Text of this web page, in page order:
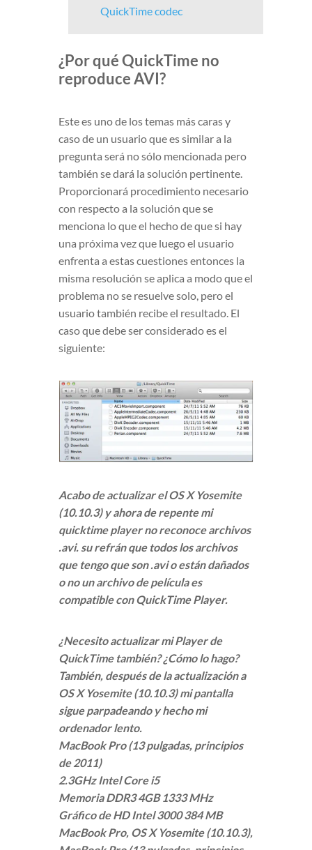
QuickTime codec
¿Por qué QuickTime no
reproduce AVI?
Este es uno de los temas más caras y
caso de un usuario que es similar a la
pregunta será no sólo mencionada pero
también se dará la solución pertinente.
Proporcionará procedimiento necesario
con respecto a la solución que se
menciona lo que el hecho de que si hay
una próxima vez que luego el usuario
enfrenta a estas cuestiones entonces la
misma resolución se aplica a modo que el
problema no se resuelve solo, pero el
usuario también recibe el resultado. El
caso que debe ser considerado es el
siguiente:
Acabo de actualizar el OS X Yosemite
(10.10.3) y ahora de repente mi
quicktime player no reconoce archivos
.avi. su refrán que todos los archivos
que tengo que son .avi o están dañados
o no un archivo de película es
compatible con QuickTime Player.
¿Necesito actualizar mi Player de
QuickTime también? ¿Cómo lo hago?
También, después de la actualización a
OS X Yosemite (10.10.3) mi pantalla
sigue parpadeando y hecho mi
ordenador lento.
MacBook Pro (13 pulgadas, principios
de 2011)
2.3GHz Intel Core i5
Memoria DDR3 4GB 1333 MHz
Gráfico de HD Intel 3000 384 MB
MacBook Pro, OS X Yosemite (10.10.3),